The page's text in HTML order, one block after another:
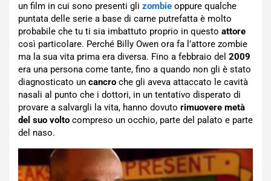
un film in cui sono presenti gli zombie oppure qualche
puntata delle serie a base di carne putrefatta è molto
probabile che tu ti sia imbattuto proprio in questo attore
così particolare. Perché Billy Owen ora fa l’attore zombie
ma la sua vita prima era diversa. Fino a febbraio del 2009
era una persona come tante, fino a quando non gli è stato
diagnosticato un cancro che gli aveva attaccato le cavità
nasali al punto che i dottori, in un tentativo disperato di
provare a salvargli la vita, hanno dovuto rimuovere metà
del suo volto compreso un occhio, parte del palato e parte
del naso.